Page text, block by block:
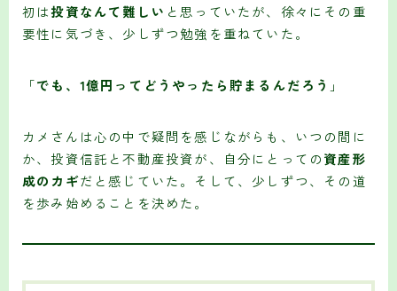
初は投資なんて難しい と思っていたが、徐々にその重
要性に気づき、少しずつ勉強を重ねていた。
「でも、1億円ってどうやったら貯まるんだろう 」
カメさんは心の中で疑問を感じながらも、いつの間に
か、投資信託と不動産投資が、自分にとっての資産形
成のカギだと感じていた。そして、少しずつ、その道
を歩み始めることを決めた。